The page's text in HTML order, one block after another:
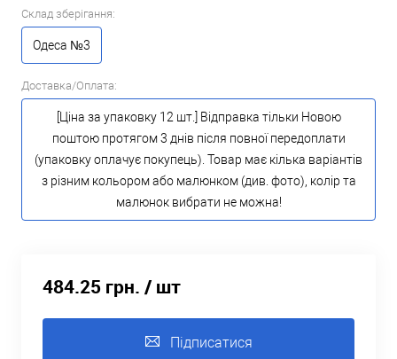
Склад зберігання:
Одеса №3
Доставка/Оплата:
[Ціна за упаковку 12 шт.] Відправка тільки Новою
поштою протягом 3 днів після повної передоплати
(упаковку оплачує покупець). Товар має кілька варіантів
з різним кольором або малюнком (див. фото), колір та
малюнок вибрати не можна!
484.25 грн. / шт
Підписатися